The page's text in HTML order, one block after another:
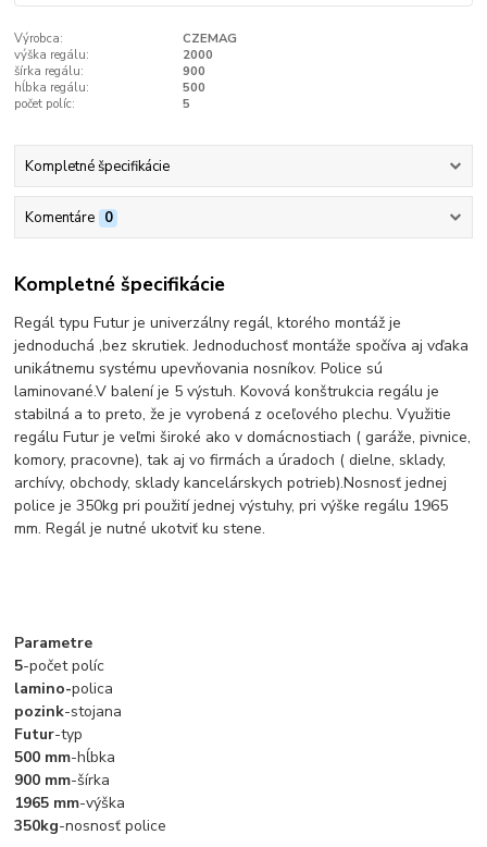
Výrobca:
CZEMAG
výška regálu:
2000
šírka regálu:
900
hĺbka regálu:
500
počet políc:
5
Kompletné špecifikácie
Komentáre 0
Kompletné špecifikácie
Regál typu Futur je univerzálny regál, ktorého montáž je
jednoduchá ,bez skrutiek. Jednoduchosť montáže spočíva aj vďaka
unikátnemu systému upevňovania nosníkov. Police sú
laminované.V balení je 5 výstuh. Kovová konštrukcia regálu je
stabilná a to preto, že je vyrobená z oceľového plechu. Využitie
regálu Futur je veľmi široké ako v domácnostiach ( garáže, pivnice,
komory, pracovne), tak aj vo firmách a úradoch ( dielne, sklady,
archívy, obchody, sklady kancelárskych potrieb).Nosnosť jednej
police je 350kg pri použití jednej výstuhy, pri výške regálu 1965
mm. Regál je nutné ukotviť ku stene.
Parametre
5-počet políc
lamino-polica
pozink-stojana
Futur-typ
500 mm-hĺbka
900 mm-šírka
1965 mm-výška
350kg-nosnosť police